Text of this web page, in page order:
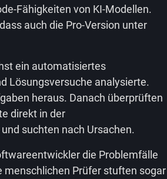
Fähigkeiten von KI-Modellen.
auch die Pro-Version unter
ein automatisiertes
Lösungsversuche analysierte.
heraus. Danach überprüften
direkt in der
suchten nach Ursachen.
die Problemfälle
menschlichen Prüfer stuften sogar